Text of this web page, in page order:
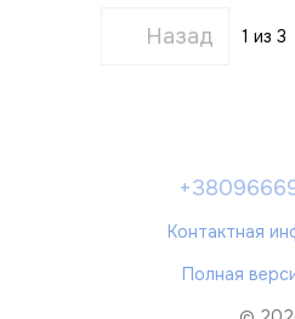
Назад 1 из 3
Контактная
Полная